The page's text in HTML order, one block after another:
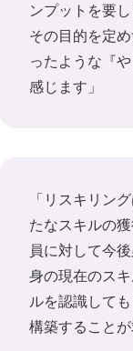
ンプットを要
その目的を定
ったような『
感じます」
「リスキリン
たなスキルの
員に対して今
身の現在のス
ルを認識して
構築することが